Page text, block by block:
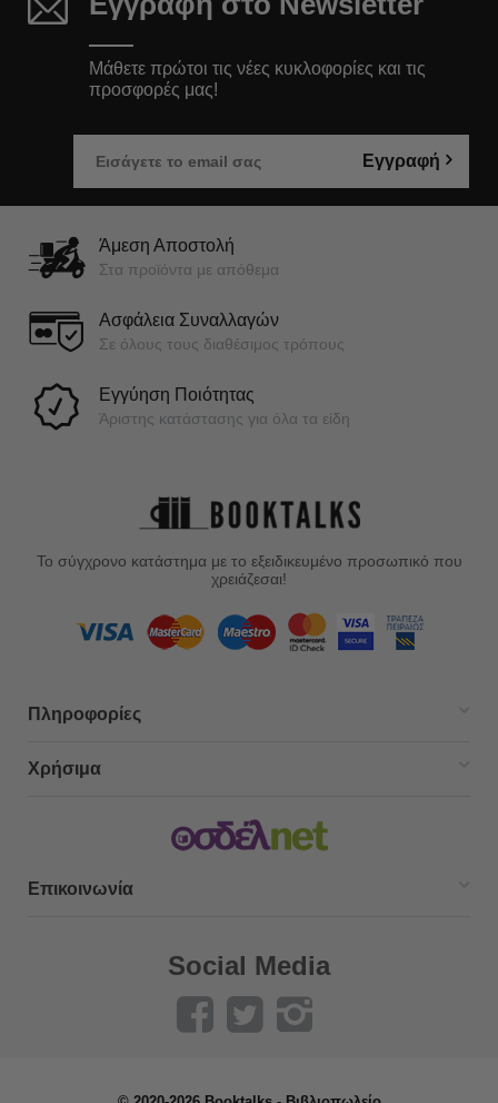
Μάθετε πρώτοι τις νέες κυκλοφορίες και τις
προσφορές μας!
Εγγραφή
Άμεση Αποστολή
Στα προϊόντα με απόθεμα
Ασφάλεια Συναλλαγών
Σε όλους τους διαθέσιμος τρόπους
Εγγύηση Ποιότητας
Άριστης κατάστασης για όλα τα είδη
Το σύγχρονο κατάστημα με το εξειδικευμένο προσωπικό που
χρειάζεσαι!
Πληροφορίες
Χρήσιμα
Επικοινωνία
Social Media